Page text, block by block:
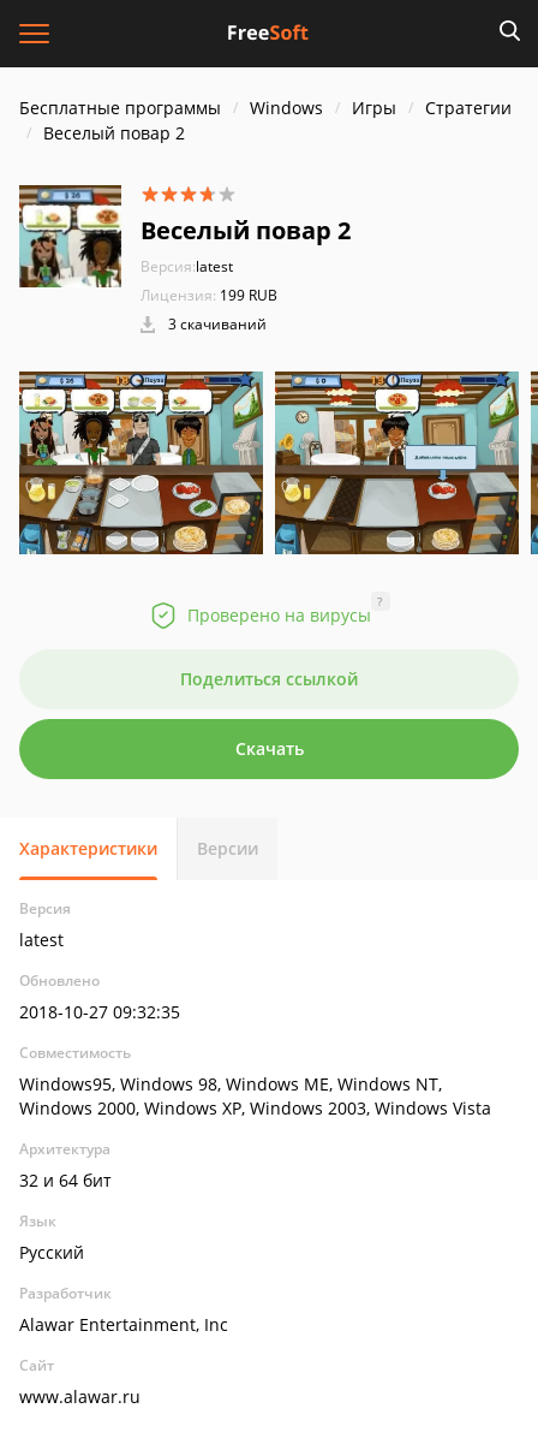
Бесплатные программы Windows Игры
Стратегии
Веселый повар 2
Веселый повар 2
Версия:latest
Лицензия: 199 RUB
3 скачиваний
Проверено на вирусы
?
Поделиться ссылкой
Скачать
Характеристики Версии
Версия
latest
Обновлено
2018-10-27 09:32:35
Совместимость
Windows95, Windows 98, Windows ME, Windows NT,
Windows 2000, Windows XP, Windows 2003, Windows Vista
Архитектура
32 и 64 бит
Язык
Русский
Разработчик
Alawar Entertainment, Inc
Сайт
www.alawar.ru